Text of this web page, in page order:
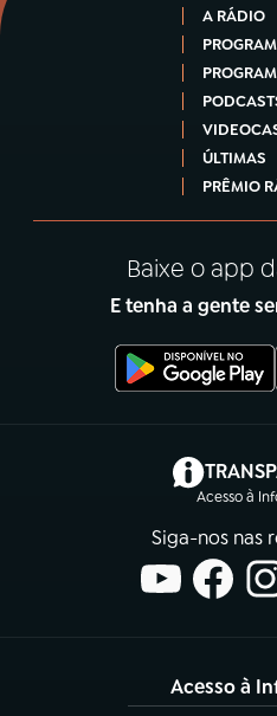
A RÁDIO
ÚLTIMAS
PRÊMIO
Baixe o app
E tenha a gente
Acesso à
Siga-nos nas
Acesso à